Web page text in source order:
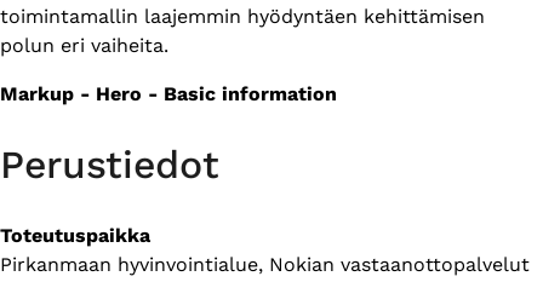
toimintamallin laajemmin hyödyntäen kehittämisen
polun eri vaiheita.
Markup - Hero - Basic information
Perustiedot
Toteutuspaikka
Pirkanmaan hyvinvointialue, Nokian vastaanottopalvelut